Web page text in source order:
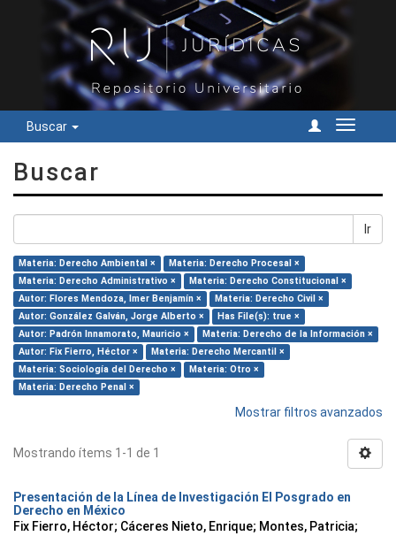
Buscar
Cambiar
Buscar
Ir
Materia: Derecho Ambiental ×
Materia: Derecho Procesal ×
Materia: Derecho Administrativo ×
Materia: Derecho Constitucional ×
Autor: Flores Mendoza, Imer Benjamín ×
Materia: Derecho Civil ×
Autor: González Galván, Jorge Alberto ×
Has File(s): true ×
Autor: Padrón Innamorato, Mauricio ×
Materia: Derecho de la Información ×
Autor: Fix Fierro, Héctor ×
Materia: Derecho Mercantil ×
Materia: Sociología del Derecho ×
Materia: Otro ×
Materia: Derecho Penal ×
Mostrar filtros avanzados
Mostrando ítems 1-1 de 1
Presentación de la Línea de Investigación El Posgrado en
Derecho en México
Fix Fierro, Héctor; Cáceres Nieto, Enrique; Montes, Patricia;